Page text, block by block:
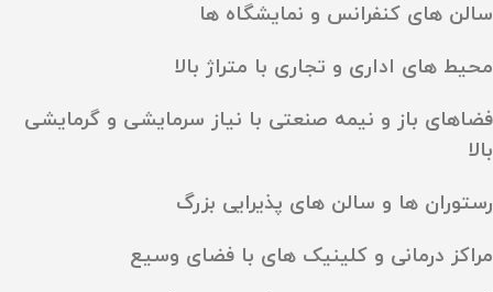
سالن‌ های کنفرانس و نمایشگاه‌ ها
محیط‌ های اداری و تجاری با متراژ بالا
فضاهای باز و نیمه‌ صنعتی با نیاز سرمایشی و گرمایشی
بالا
رستوران‌ ها و سالن‌ های پذیرایی بزرگ
مراکز درمانی و کلینیک‌ های با فضای وسیع